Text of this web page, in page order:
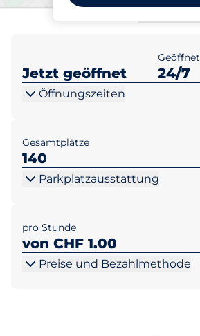
Jetzt geöffnet
Geöffnet
24/7
Öffnungszeiten
Gesamtplätze
140
Parkplatzausstattung
pro Stunde
von CHF 1.00
Preise und Bezahlmethode